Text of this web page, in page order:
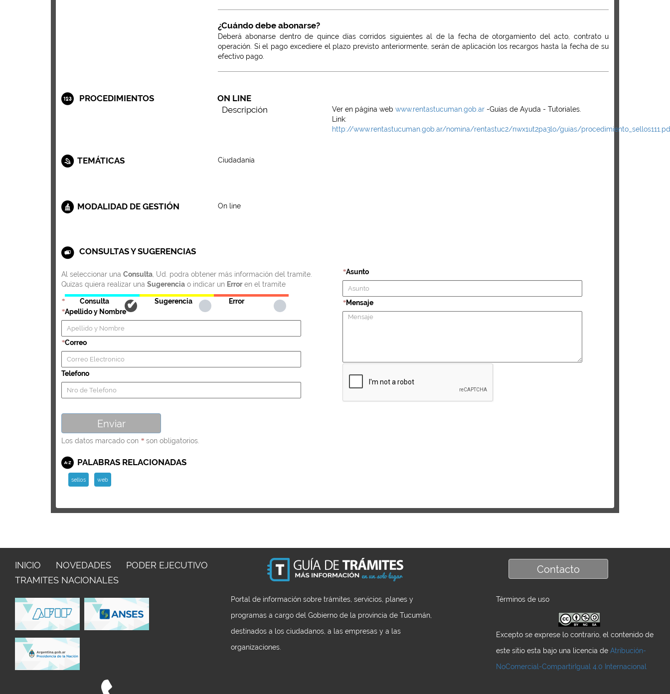
¿Cuándo debe abonarse?
Deberá abonarse dentro de quince días corridos siguientes al de la fecha de otorgamiento del acto, contrato u
operación. Si el pago excediere el plazo previsto anteriormente, serán de aplicación los recargos hasta la fecha de su
efectivo pago.
PROCEDIMIENTOS
ON LINE
Descripción
Ver en página web www.rentastucuman.gob.ar-Guías de Ayuda - Tutoriales.
Link:
http://www.rentastucuman.gob.ar/nomina/rentastuc2/nwx1ut2pa3lo/guias/
TEMÁTICAS Ciudadanía
MODALIDAD DE GESTIÓN On line
CONSULTAS Y SUGERENCIAS
Al seleccionar una Consulta , Ud. podra obtener más información del tramite.
Quizas quiera realizar una Sugerencia o indicar un Erroren el tramite
* Consulta Sugerencia Error
*Apellido y Nombre
*Correo
Telefono
*Asunto
*Mensaje
Los datos marcado con * son obligatorios.
PALABRAS RELACIONADAS
sellos web
INICIO NOVEDADES
PODER EJECUTIVO
TRAMITES NACIONALES
Portal de información sobre trámites, servicios, planes y
programas a cargo del Gobierno de la provincia de Tucumán,
destinados a los ciudadanos, a las empresas y a las
organizaciones.
Contacto
Términos de uso
Excepto se exprese lo contrario, el contenido de
este sitio esta bajo una licencia de Atribución-
NoComercial-CompartirIgual 4.0 Internacional